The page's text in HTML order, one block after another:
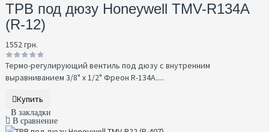
ТРВ под дюзу Honeywell TMV-R134A
(R-12)
1552 грн.
Термо-регулирующий вентиль под дюзу с внутренним
выравниванием 3/8" x 1/2" Фреон R-134A.....
Купить
В закладки
В сравнение